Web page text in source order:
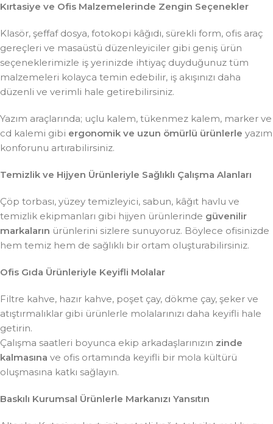
Kırtasiye ve Ofis Malzemelerinde Zengin Seçenekler
Klasör, şeffaf dosya, fotokopi kâğıdı, sürekli form, ofis araç
gereçleri ve masaüstü düzenleyiciler gibi geniş ürün
seçeneklerimizle iş yerinizde ihtiyaç duyduğunuz tüm
malzemeleri kolayca temin edebilir, iş akışınızı daha
düzenli ve verimli hale getirebilirsiniz.
Yazım araçlarında; uçlu kalem, tükenmez kalem, marker ve
cd kalemi gibi ergonomik ve uzun ömürlü ürünlerle yazım
konforunu artırabilirsiniz.
Temizlik ve Hijyen Ürünleriyle Sağlıklı Çalışma Alanları
Çöp torbası, yüzey temizleyici, sabun, kâğıt havlu ve
temizlik ekipmanları gibi hijyen ürünlerinde güvenilir
markaların ürünlerini sizlere sunuyoruz. Böylece ofisinizde
hem temiz hem de sağlıklı bir ortam oluşturabilirsiniz.
Ofis Gıda Ürünleriyle Keyifli Molalar
Filtre kahve, hazır kahve, poşet çay, dökme çay, şeker ve
atıştırmalıklar gibi ürünlerle molalarınızı daha keyifli hale
getirin.
Çalışma saatleri boyunca ekip arkadaşlarınızın zinde
kalmasına ve ofis ortamında keyifli bir mola kültürü
oluşmasına katkı sağlayın.
Baskılı Kurumsal Ürünlerle Markanızı Yansıtın